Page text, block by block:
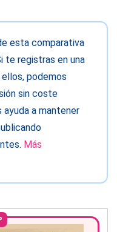
esta comparativa
te registras en una
podemos
sin coste
ayuda a mantener
Más